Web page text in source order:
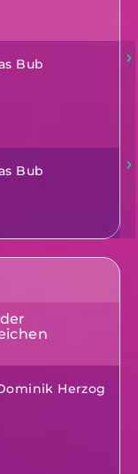
Bub
Bub
Herzog